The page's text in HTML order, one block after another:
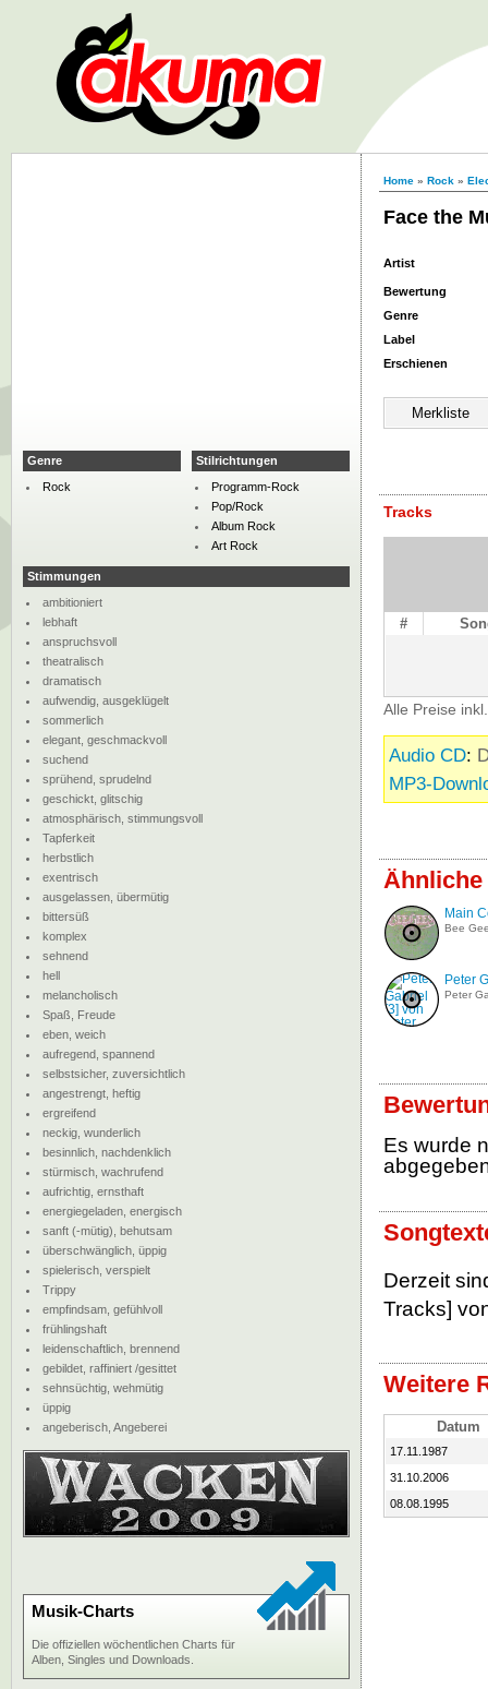
Home » Rock »
Face the
Artist
Bewertung
Genre
Label
Erschienen
Tracks
#
Alle Preise
Audio CD:
MP3-
Ähnliche
Main
Bee
Peter
Peter
Es wurde
Derzeit
Tracks]
Weitere
Datum
17.11.1987
31.10.2006
08.08.1995
Genre
Rock
Stilrichtungen
Programm-Rock
Pop/Rock
Album Rock
Art Rock
Stimmungen
ambitioniert
lebhaft
anspruchsvoll
theatralisch
dramatisch
aufwendig, ausgeklügelt
sommerlich
elegant, geschmackvoll
suchend
sprühend, sprudelnd
geschickt, glitschig
atmosphärisch, stimmungsvoll
Tapferkeit
herbstlich
exentrisch
ausgelassen, übermütig
bittersüß
komplex
sehnend
hell
melancholisch
Spaß, Freude
eben, weich
aufregend, spannend
selbstsicher, zuversichtlich
angestrengt, heftig
ergreifend
neckig, wunderlich
besinnlich, nachdenklich
stürmisch, wachrufend
aufrichtig, ernsthaft
energiegeladen, energisch
sanft (-mütig), behutsam
überschwänglich, üppig
spielerisch, verspielt
Trippy
empfindsam, gefühlvoll
frühlingshaft
leidenschaftlich, brennend
gebildet, raffiniert /gesittet
sehnsüchtig, wehmütig
üppig
angeberisch, Angeberei
Musik-Charts
Die offiziellen wöchentlichen Charts für
Alben, Singles und Downloads.